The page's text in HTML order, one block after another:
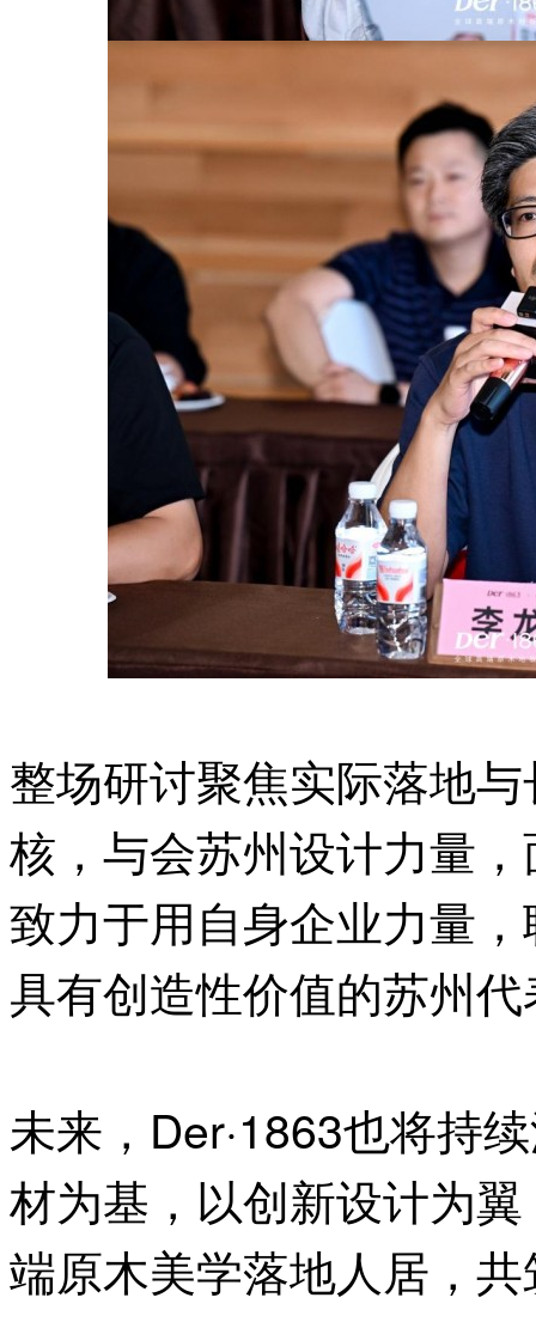
整场研讨聚焦实际落地
核，与会苏州设计力量
致力于用自身企业力量
具有创造性价值的苏州
未来，Der·1863也将持
材为基，以创新设计为
端原木美学落地人居，